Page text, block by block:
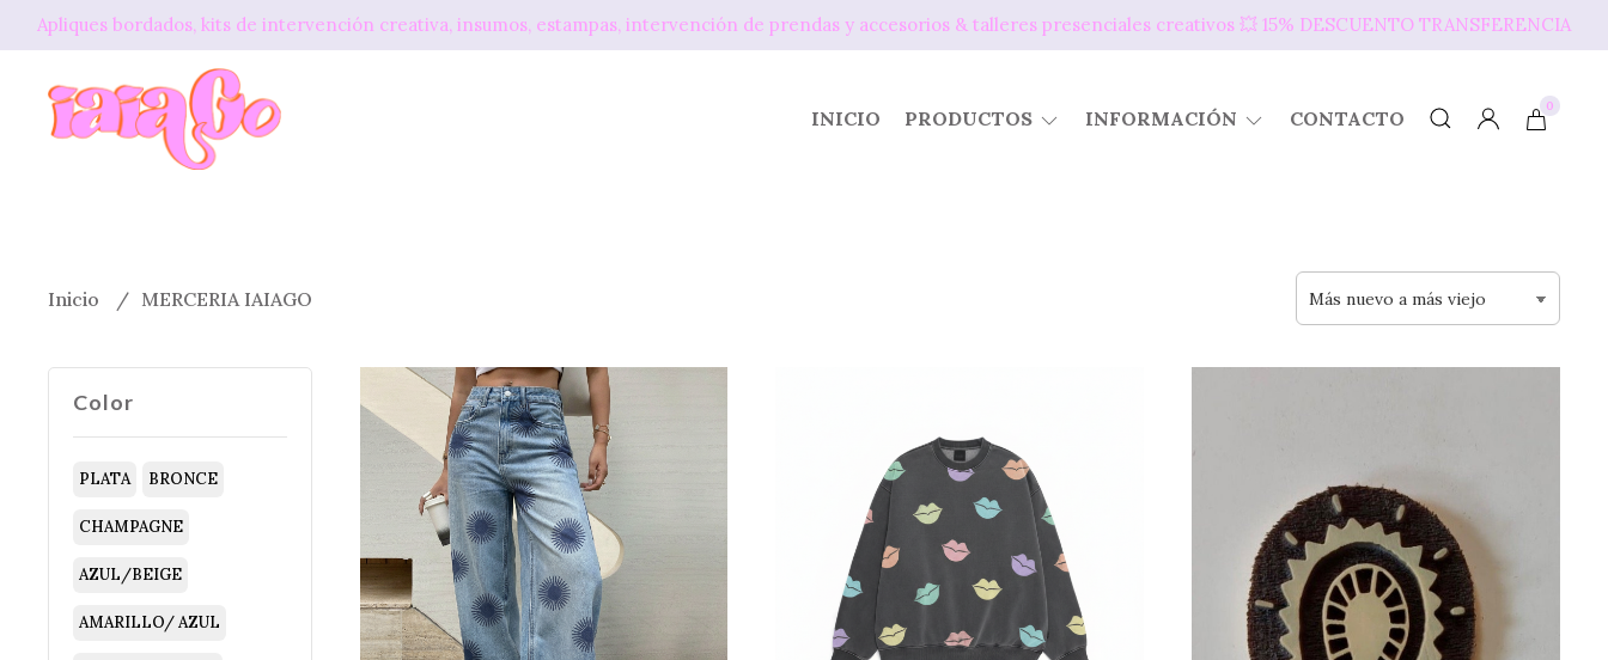
Apliques bordados, kits de intervención creativa, insumos, estampas, intervención de prendas y accesorios & talleres presenciales creativos 💥​ 15% DESCUENTO TRANSFERENCIA
INICIO PRODUCTOS INFORMACIÓN CONTACTO
0
Inicio MERCERIA IAIAGO
Color
PLATA BRONCE
CHAMPAGNE
AZUL/BEIGE
AMARILLO/ AZUL